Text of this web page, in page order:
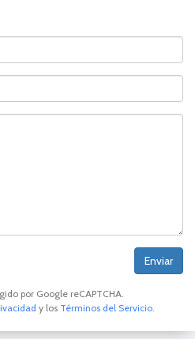
por Google reCAPTCHA.
y los Términos del Servicio.